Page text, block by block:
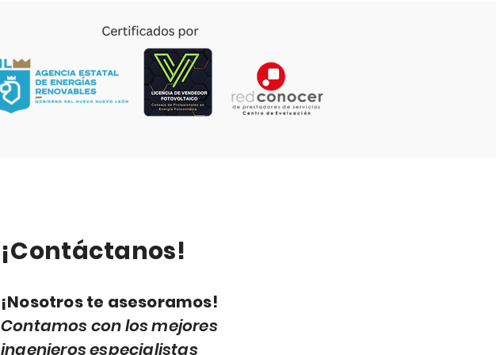
fluctuaciones.
¡Nosotros te asesoramos!
Contamos con los mejores
ingenieros especialistas
¡Contáctanos!